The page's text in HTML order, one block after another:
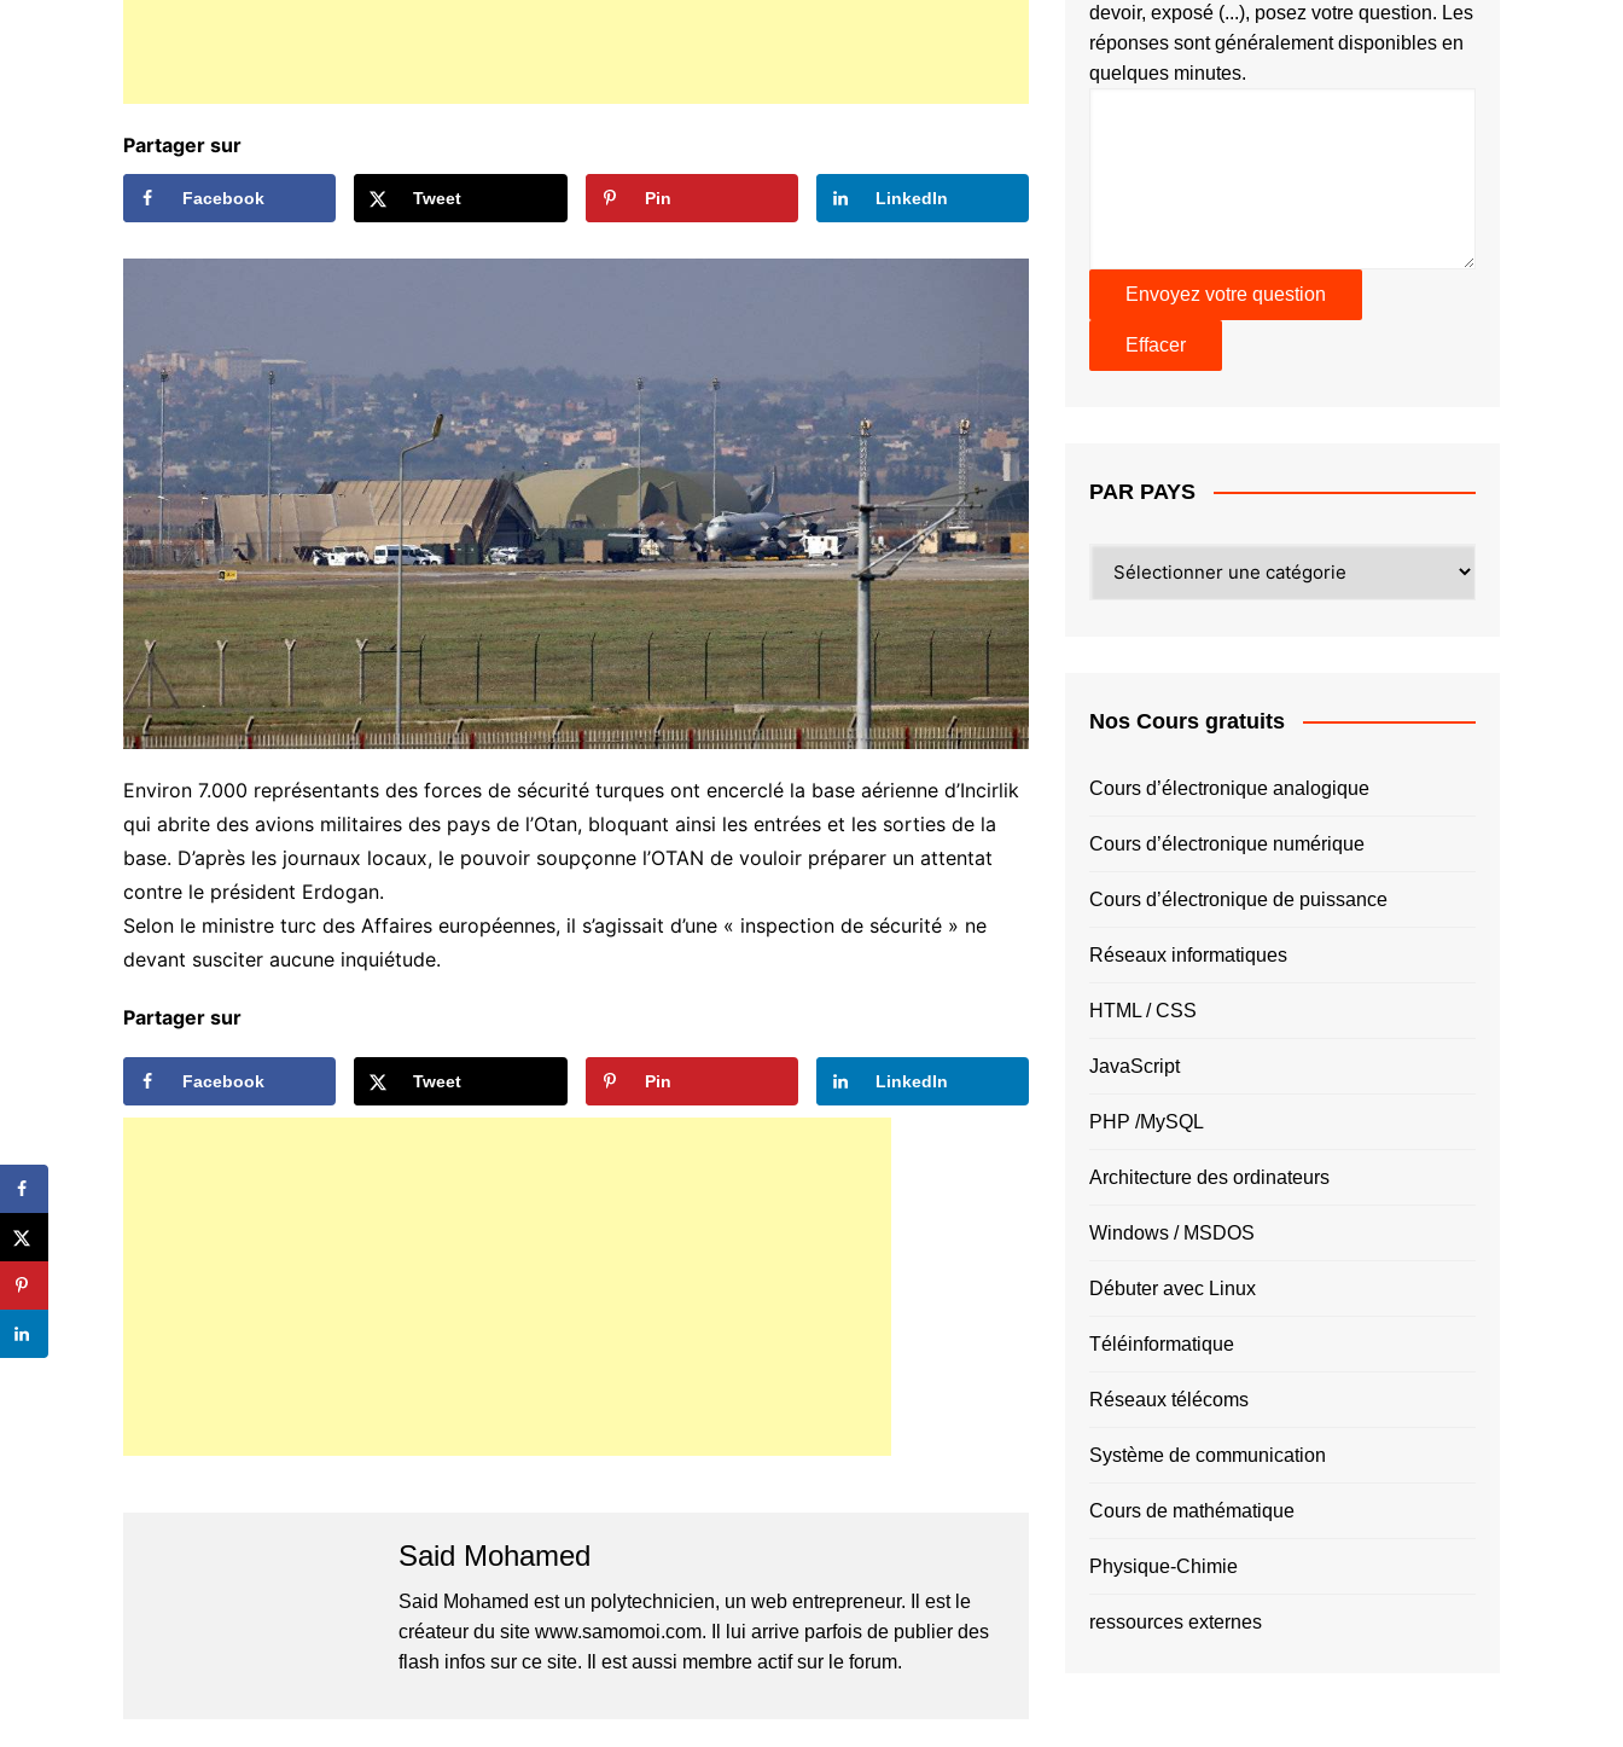
Partager sur
Facebook Tweet Pin LinkedIn
Environ 7.000 représentants des forces de sécurité turques ont encerclé la base aérienne d’Incirlik
qui abrite des avions militaires des pays de l’Otan, bloquant ainsi les entrées et les sorties de la
base. D’après les journaux locaux, le pouvoir soupçonne l’OTAN de vouloir préparer un attentat
contre le président Erdogan.
Selon le ministre turc des Affaires européennes, il s’agissait d’une « inspection de sécurité » ne
devant susciter aucune inquiétude.
Partager sur
Facebook Tweet Pin LinkedIn
Said Mohamed
Said Mohamed est un polytechnicien, un web entrepreneur. Il est le
créateur du site www.samomoi.com. Il lui arrive parfois de publier des
flash infos sur ce site. Il est aussi membre actif sur le forum.
devoir, exposé (...), posez votre question. Les
réponses sont généralement disponibles en
quelques minutes.
PAR PAYS
PAYS
Nos Cours gratuits
Cours d’électronique analogique
Cours d’électronique numérique
Cours d’électronique de puissance
Réseaux informatiques
HTML / CSS
JavaScript
PHP /MySQL
Architecture des ordinateurs
Windows / MSDOS
Débuter avec Linux
Téléinformatique
Réseaux télécoms
Système de communication
Cours de mathématique
Physique-Chimie
ressources externes